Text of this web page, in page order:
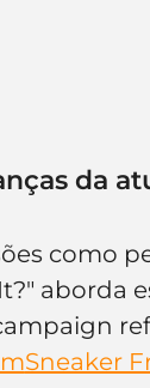
da
como
aborda
Sneaker